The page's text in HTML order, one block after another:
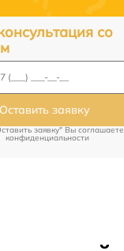
со
Оставить заявку
заявку" Вы
конфиденциальности